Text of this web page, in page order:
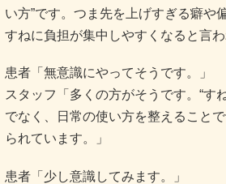
い方”です。つま先を上げすぎる癖や
すねに負担が集中しやすくなると言わ
患者「無意識にやってそうです。」
スタッフ「多くの方がそうです。“す
でなく、日常の使い方を整えること
られています。」
患者「少し意識してみます。」